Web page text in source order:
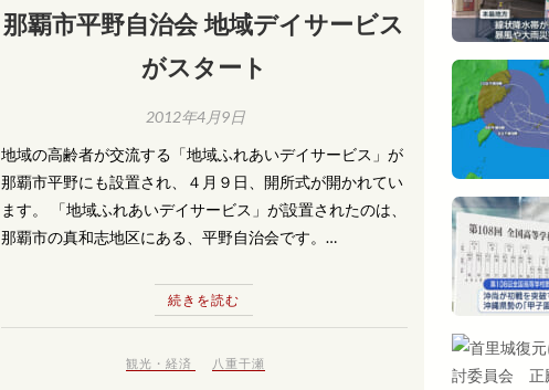
那覇市平野自治会 地域デイサービス
がスタート
2012年4月9日
地域の高齢者が交流する「地域ふれあいデイサービス」が
那覇市平野にも設置され、４月９日、開所式が開かれてい
ます。 「地域ふれあいデイサービス」が設置されたのは、
那覇市の真和志地区にある、平野自治会です。…
続きを読む
観光・経済 八重干瀬